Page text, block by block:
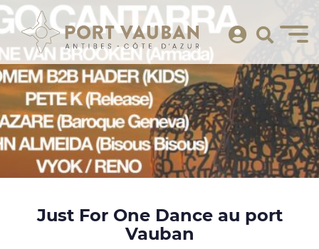
Just For One Dance au port
Vauban